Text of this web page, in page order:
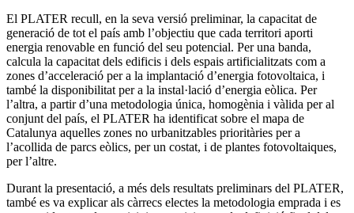
El PLATER recull, en la seva versió preliminar, la capacitat de
generació de tot el país amb l’objectiu que cada territori aporti
energia renovable en funció del seu potencial. Per una banda,
calcula la capacitat dels edificis i dels espais artificialitzats com a
zones d’acceleració per a la implantació d’energia fotovoltaica, i
també la disponibilitat per a la instal·lació d’energia eòlica. Per
l’altra, a partir d’una metodologia única, homogènia i vàlida per al
conjunt del país, el PLATER ha identificat sobre el mapa de
Catalunya aquelles zones no urbanitzables prioritàries per a
l’acollida de parcs eòlics, per un costat, i de plantes fotovoltaiques,
per l’altre.
Durant la presentació, a més dels resultats preliminars del PLATER,
també es va explicar als càrrecs electes la metodologia emprada i es